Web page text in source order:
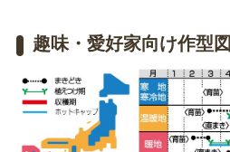
趣味・愛好家向け作型図